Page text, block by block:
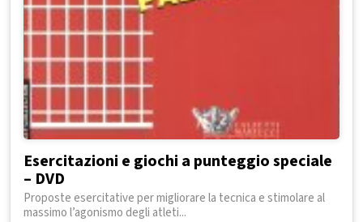
Esercitazioni e giochi a punteggio speciale
– DVD
Proposte esercitative per migliorare la tecnica e stimolare al
massimo l’agonismo degli atleti...